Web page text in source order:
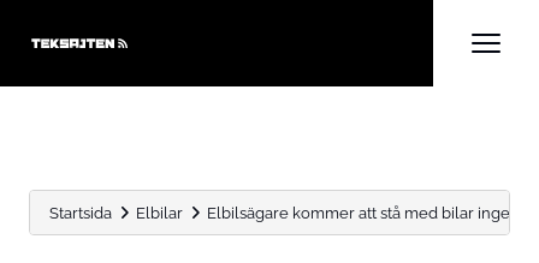
Startsida Elbilar Elbilsägare kommer att stå med bilar ingen